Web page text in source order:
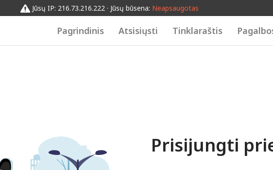
Jūsų IP: 216.73.216.222 · Jūsų būsena: Neapsaugotas
Pagrindinis Atsisiųsti Tinklaraštis
Prisijungti